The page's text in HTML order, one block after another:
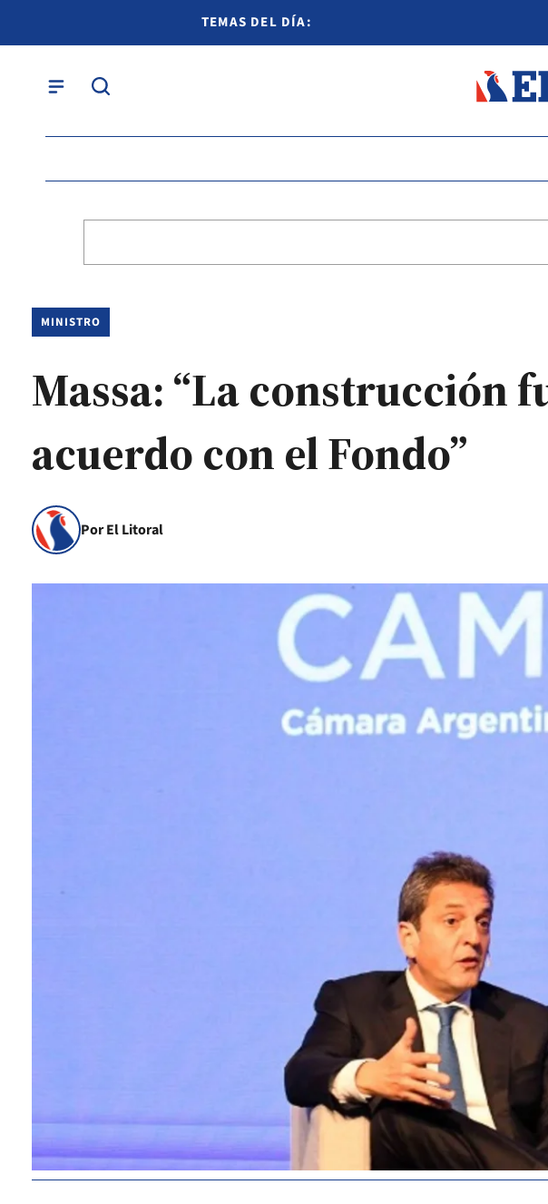
TEMAS DEL DÍA:
MINISTRO
Massa: “La construcción
acuerdo con el Fondo”
Por El Litoral